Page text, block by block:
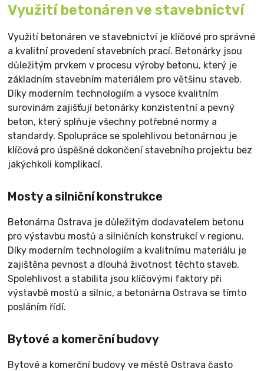
Využití betonáren ve stavebnictví
Využití betonáren ve stavebnictví je klíčové pro správné
a kvalitní provedení stavebních prací. Betonárky jsou
důležitým prvkem v procesu výroby betonu, který je
základním stavebním materiálem pro většinu staveb.
Díky moderním technologiím a vysoce kvalitním
surovinám zajišťují betonárky konzistentní a pevný
beton, který splňuje všechny potřebné normy a
standardy. Spolupráce se spolehlivou betonárnou je
klíčová pro úspěšné dokončení stavebního projektu bez
jakýchkoli komplikací.
Mosty a silniční konstrukce
Betonárna Ostrava je důležitým dodavatelem betonu
pro výstavbu mostů a silničních konstrukcí v regionu.
Díky moderním technologiím a kvalitnímu materiálu je
zajištěna pevnost a dlouhá životnost těchto staveb.
Spolehlivost a stabilita jsou klíčovými faktory při
výstavbě mostů a silnic, a betonárna Ostrava se tímto
posláním řídí.
Bytové a komerční budovy
Bytové a komerční budovy ve městě Ostrava často